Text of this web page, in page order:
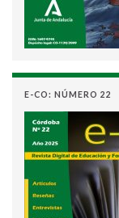
E-CO: NÚMERO 22